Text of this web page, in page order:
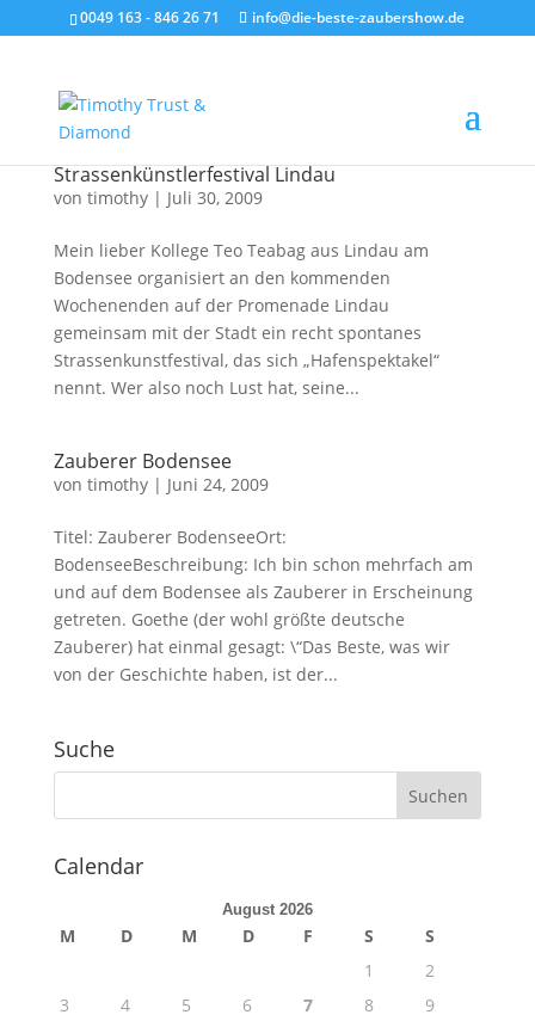
0049 163 - 846 26 71 info@die-beste-zaubershow.de
Strassenkünstlerfestival Lindau
von timothy| Juli 30, 2009
Mein lieber Kollege Teo Teabag aus Lindau am
Bodensee organisiert an den kommenden
Wochenenden auf der Promenade Lindau
gemeinsam mit der Stadt ein recht spontanes
Strassenkunstfestival, das sich „Hafenspektakel“
nennt. Wer also noch Lust hat, seine...
Zauberer Bodensee
von timothy| Juni 24, 2009
Titel: Zauberer BodenseeOrt:
BodenseeBeschreibung: Ich bin schon mehrfach am
und auf dem Bodensee als Zauberer in Erscheinung
getreten. Goethe (der wohl größte deutsche
Zauberer) hat einmal gesagt: \“Das Beste, was wir
von der Geschichte haben, ist der...
Suche
Calendar
August 2026
M D M D F S
S
1
2
3
4 5 6 7 8
9